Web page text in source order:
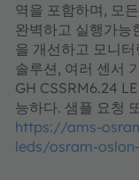
역을 포함하며, 모
완벽하고 실행가능
을 개선하고 모니
솔루션, 여러 센서
GH CSSRM6.24
능하다. 샘플 요청
https://ams-
leds/osram-